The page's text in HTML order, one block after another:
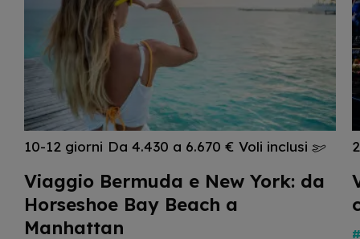
10-12 giorni Da 4.430 a 6.670 € Voli inclusi
Viaggio Bermuda e New York: da
Horseshoe Bay Beach a
Manhattan